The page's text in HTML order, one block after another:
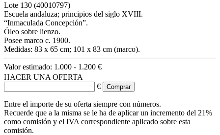
Lote 130 (40010797)
Escuela andaluza; principios del siglo XVIII.
“Inmaculada Concepción”.
Óleo sobre lienzo.
Posee marco c. 1900.
Medidas: 83 x 65 cm; 101 x 83 cm (marco).
Valor estimado: 1.000 - 1.200 €
HACER UNA OFERTA
€
Entre el importe de su oferta siempre con números.
Recuerde que a la misma se le ha de aplicar un incremento del 21%
como comisión y el IVA correspondiente aplicado sobre esta
comisión.